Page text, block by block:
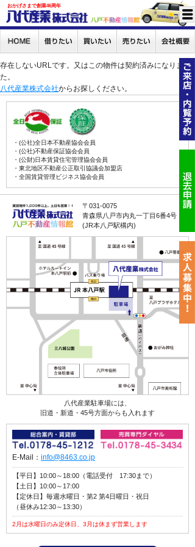
おかげさまで創業46周年
存在しないURLです。又はこの物件は契約済みになりまし
た。
八代産業株式会社からお探しください。
・(公社)全日本不動産協会会員
・(公社)不動産保証協会会員
・(公財)日本賃貸住宅管理協会会員
・東北地区不動産公正取引協議会加盟店
・全国賃貸管理ビジネス協会会員
〒031-0075
青森県八戸市内丸一丁目6番4号
(JR本八戸駅構内)
八代産業駐車場には、
旧道・新道・45号方面からも入れます
E-Mail： info@8463.co.jp
【平日】10:00～18:00（電話受付 17:30まで）
【土日】10:00～17:00
【定休日】毎週水曜日・第2 第4日曜日・祝日
（昼休み12:30～13:30）
2月は水曜日のみ定休日、3月は休まず営業します